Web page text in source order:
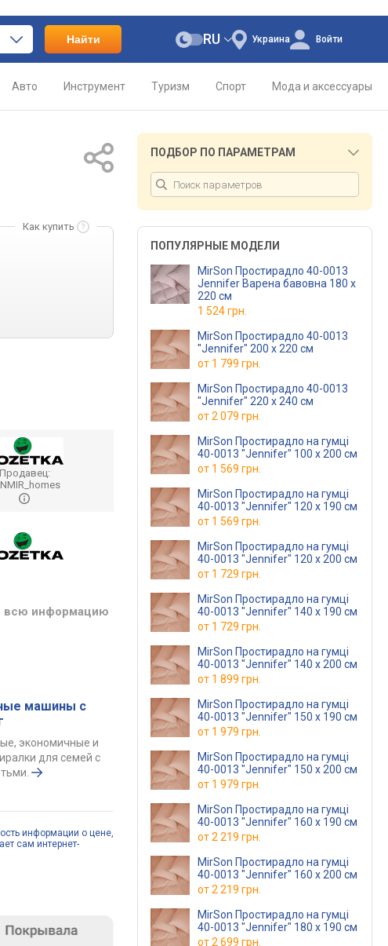
Найти Украина
RU Войти
Авто Инструмент Туризм Спорт Мода и аксессуары
Как купить
Продавец:
всю информацию
машины с
экономичные и
для семей с
информации о цене,
сам интернет-
ПОДБОР ПО ПАРАМЕТРАМ
ПОПУЛЯРНЫЕ МОДЕЛИ
MirSon Простирадло 40-0013
Jennifer Варена бавовна 180 х
220 см
1 524 грн.
MirSon Простирадло 40-0013
"Jennifer" 200 х 220 см
от 1 799 грн.
MirSon Простирадло 40-0013
"Jennifer" 220 х 240 см
от2 079 грн.
MirSon Простирадло на гумці
40-0013 "Jennifer" 100 х 200 см
от 1 569 грн.
MirSon Простирадло на гумці
40-0013 "Jennifer" 120 х 190 см
от 1 569 грн.
MirSon Простирадло на гумці
40-0013 "Jennifer" 120 х 200 см
от 1 729 грн.
MirSon Простирадло на гумці
40-0013 "Jennifer" 140 х 190 см
от 1 729 грн.
MirSon Простирадло на гумці
40-0013 "Jennifer" 140 х 200 см
от 1 899 грн.
MirSon Простирадло на гумці
40-0013 "Jennifer" 150 х 190 см
от 1 979 грн.
MirSon Простирадло на гумці
40-0013 "Jennifer" 150 х 200 см
от 1 979 грн.
MirSon Простирадло на гумці
40-0013 "Jennifer" 160 х 190 см
от2 219 грн.
MirSon Простирадло на гумці
40-0013 "Jennifer" 160 х 200 см
от2 219 грн.
MirSon Простирадло на гумці
40-0013 "Jennifer" 180 х 190 см
от2 699 грн.